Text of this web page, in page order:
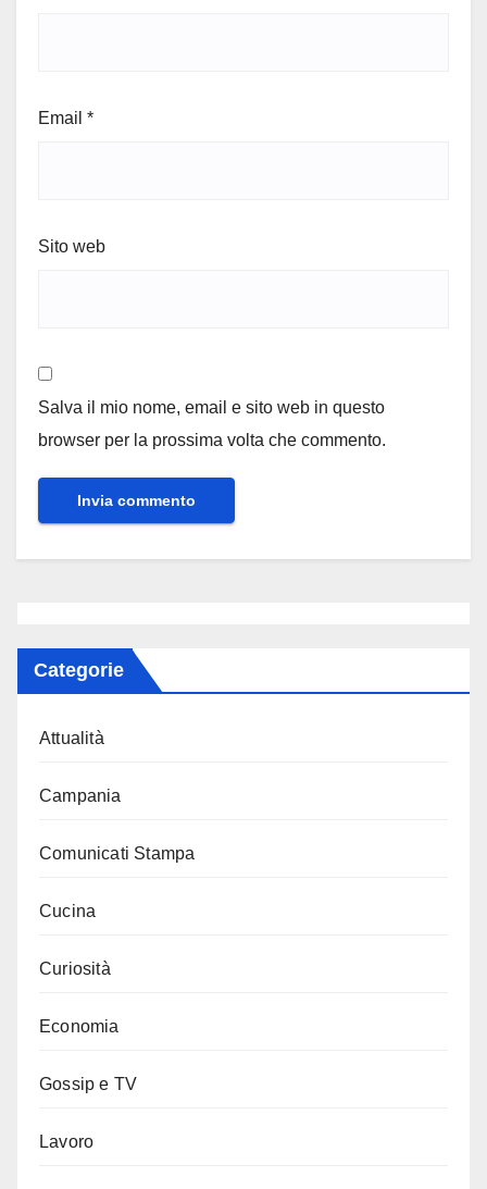
Email *
Sito web
Salva il mio nome, email e sito web in questo
browser per la prossima volta che commento.
Categorie
Attualità
Campania
Comunicati Stampa
Cucina
Curiosità
Economia
Gossip e TV
Lavoro